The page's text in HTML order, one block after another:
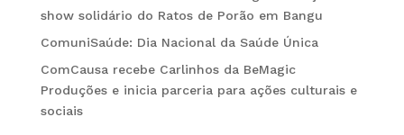
show solidário do Ratos de Porão em Bangu
ComuniSaúde: Dia Nacional da Saúde Única
ComCausa recebe Carlinhos da BeMagic
Produções e inicia parceria para ações culturais e
sociais